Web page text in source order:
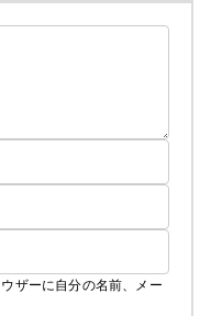
ザーに自分の名前、メー